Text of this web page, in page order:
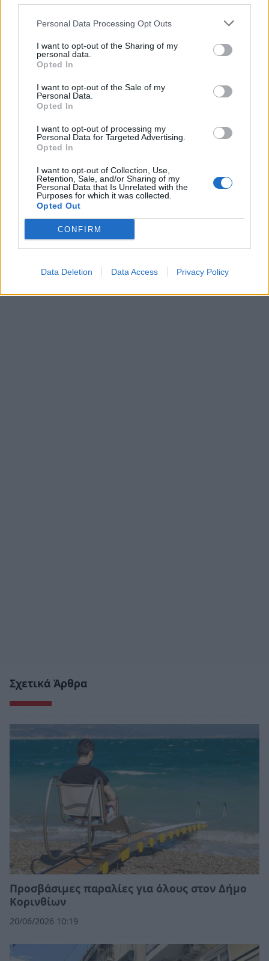
Personal Data Processing Opt Outs
I want to opt-out of the Sharing of my
personal data.
Opted In
I want to opt-out of the Sale of my
Personal Data.
Opted In
I want to opt-out of processing my
Personal Data for Targeted Advertising.
Opted In
I want to opt-out of Collection, Use,
Retention, Sale, and/or Sharing of my
Personal Data that Is Unrelated with the
Purposes for which it was collected.
Opted Out
CONFIRM
Data Deletion Data Access Privacy Policy
TAGS: ΑΜΕΑ
Σχετικά Άρθρα
Προσβάσιμες παραλίες για όλους στον Δήμο
Κορινθίων
20/06/2026 10:19